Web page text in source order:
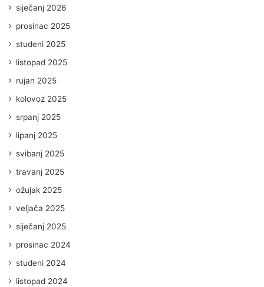
siječanj 2026
prosinac 2025
studeni 2025
listopad 2025
rujan 2025
kolovoz 2025
srpanj 2025
lipanj 2025
svibanj 2025
travanj 2025
ožujak 2025
veljača 2025
siječanj 2025
prosinac 2024
studeni 2024
listopad 2024